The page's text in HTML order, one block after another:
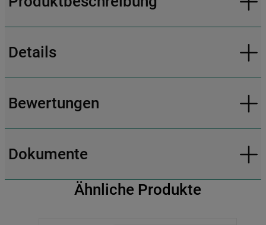
Details
Bewertungen
Dokumente
Ähnliche Produkte